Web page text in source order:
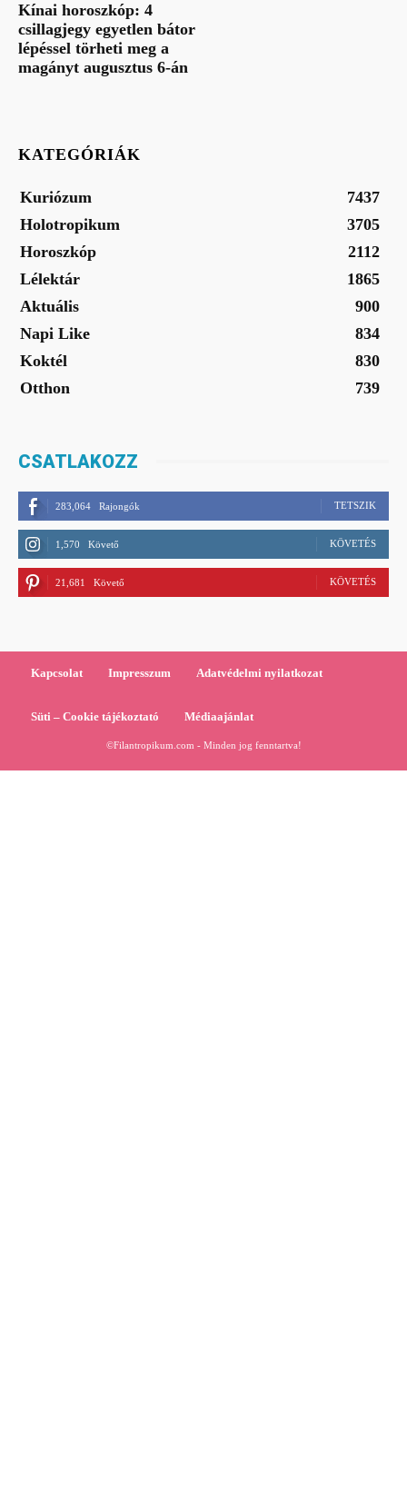
Kínai horoszkóp: 4
csillagjegy egyetlen bátor
lépéssel törheti meg a
magányt augusztus 6-án
KATEGÓRIÁK
Kuriózum
7437
Holotropikum
3705
Horoszkóp
2112
Lélektár
1865
Aktuális
900
Napi Like
834
Koktél
830
Otthon
739
CSATLAKOZZ
283,064 Rajongók TETSZIK
1,570 Követő KÖVETÉS
21,681 Követő KÖVETÉS
Kapcsolat Impresszum Adatvédelmi nyilatkozat
Süti – Cookie tájékoztató Médiaajánlat
©Filantropikum.com - Minden jog fenntartva!